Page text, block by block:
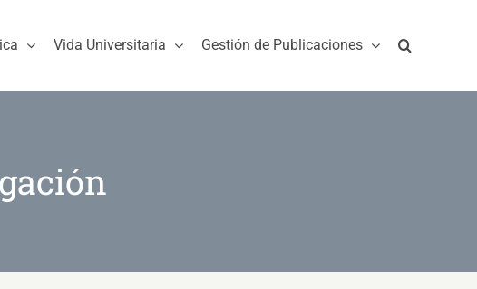
Vida Universitaria Gestión de Publicaciones